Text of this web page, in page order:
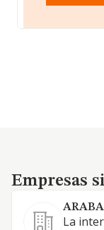
Empresas
Empresas
La